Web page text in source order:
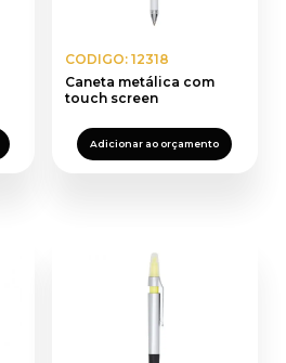
CODIGO: 12318
Caneta metálica com
touch screen
Adicionar ao orçamento